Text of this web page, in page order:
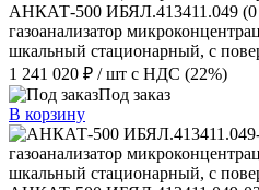
АНКАТ-500 ИБЯЛ.413411.049 (0
газоанализатор
шкальный стационарный, с
1 241 020 ₽ / шт с НДС (22%)
Под заказ
В корзину